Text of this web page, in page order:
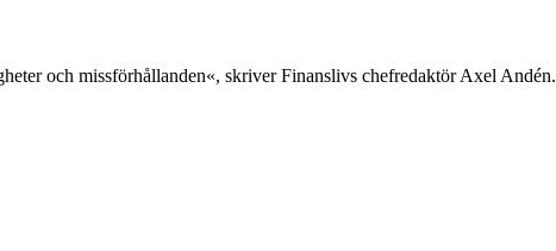
och missförhållanden«, skriver Finanslivs chefredaktör Axel Andén.